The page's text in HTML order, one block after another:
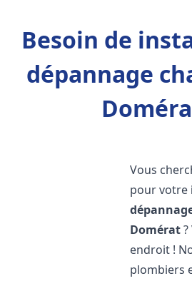
Besoin de
dépannage
Vous
pour votre
Domérat
endroit !
plombiers